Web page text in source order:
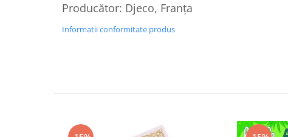
Producător: Djeco, Franța
Informatii conformitate produs